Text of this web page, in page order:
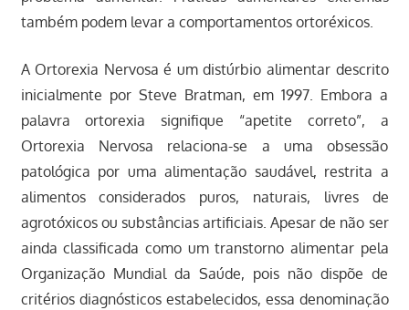
também podem levar a comportamentos ortoréxicos.
A Ortorexia Nervosa é um distúrbio alimentar descrito
inicialmente por Steve Bratman, em 1997. Embora a
palavra ortorexia signifique “apetite correto”, a
Ortorexia Nervosa relaciona-se a uma obsessão
patológica por uma alimentação saudável, restrita a
alimentos considerados puros, naturais, livres de
agrotóxicos ou substâncias artificiais. Apesar de não ser
ainda classificada como um transtorno alimentar pela
Organização Mundial da Saúde, pois não dispõe de
critérios diagnósticos estabelecidos, essa denominação